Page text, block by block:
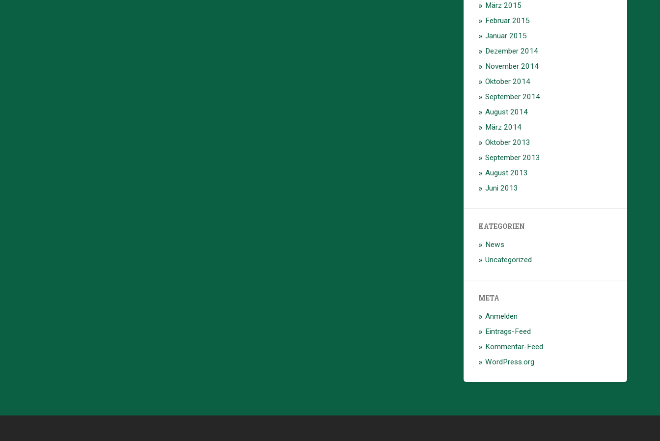
März 2015
Februar 2015
Januar 2015
Dezember 2014
November 2014
Oktober 2014
September 2014
August 2014
März 2014
Oktober 2013
September 2013
August 2013
Juni 2013
KATEGORIEN
News
Uncategorized
META
Anmelden
Eintrags-Feed
Kommentar-Feed
WordPress.org